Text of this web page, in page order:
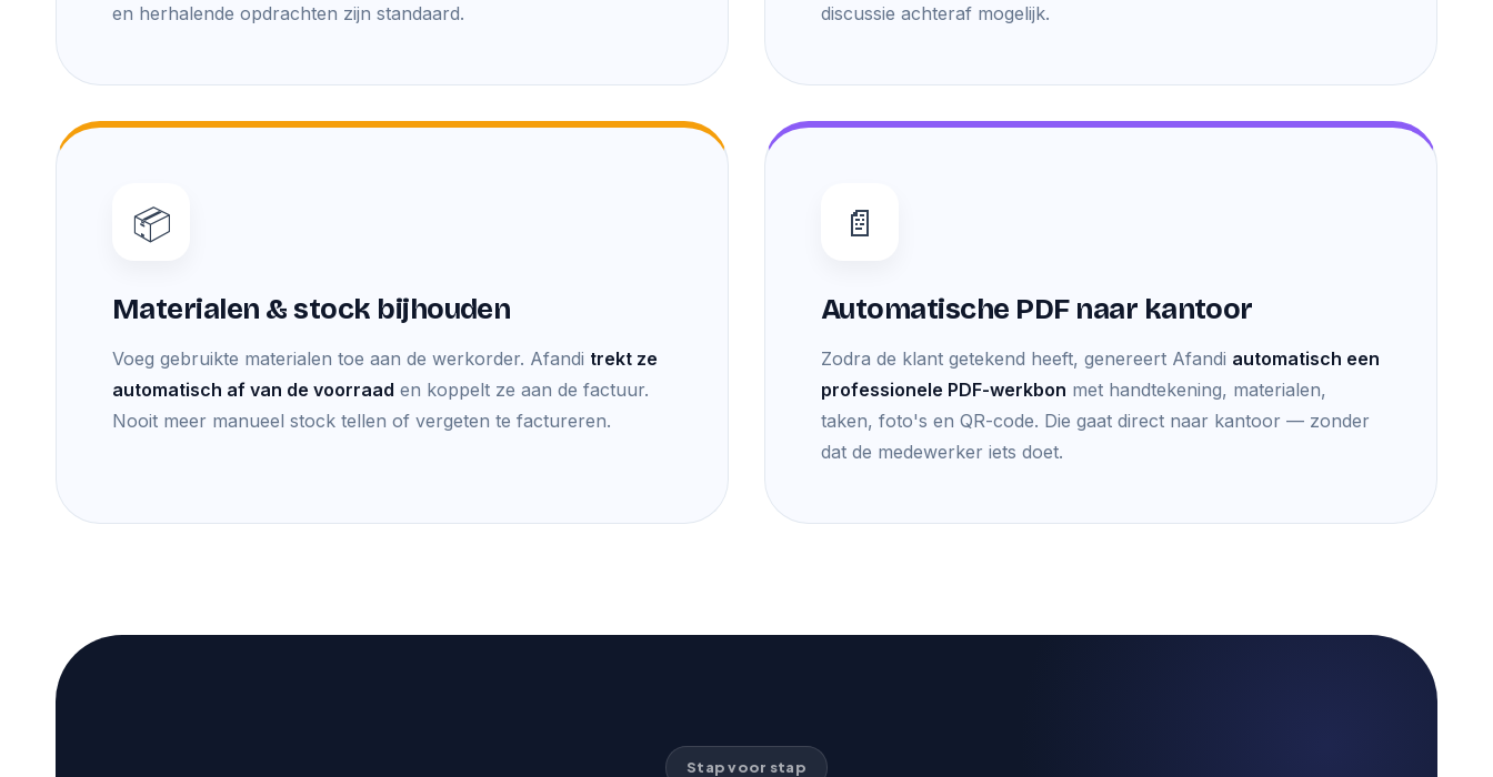
en herhalende opdrachten zijn standaard.
discussie achteraf mogelijk.
📦
Materialen & stock bijhouden
Voeg gebruikte materialen toe aan de werkorder. Afandi trekt ze
automatisch af van de voorraad en koppelt ze aan de factuur.
Nooit meer manueel stock tellen of vergeten te factureren.
📄
Automatische PDF naar kantoor
Zodra de klant getekend heeft, genereert Afandi automatisch een
professionele PDF-werkbon met handtekening, materialen,
taken, foto's en QR-code. Die gaat direct naar kantoor — zonder
dat de medewerker iets doet.
Stap voor stap